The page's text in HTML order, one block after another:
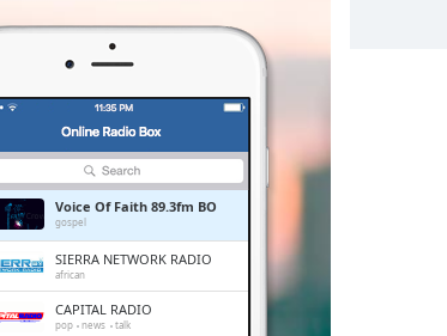
Voice Of Faith 89.3fm BO
gospel
SIERRA NETWORK RADIO
african
CAPITAL RADIO
pop news talk